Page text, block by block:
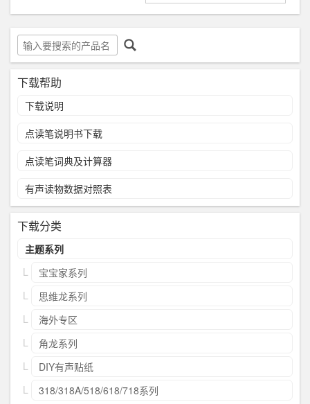
下载帮助
下载说明
点读笔说明书下载
点读笔词典及计算器
有声读物数据对照表
下载分类
主题系列
宝宝家系列
思维龙系列
海外专区
角龙系列
DIY有声贴纸
318/318A/518/618/718系列